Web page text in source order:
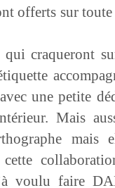
offerts sur
qui craqueront
une petite
Mais
mais
cette
voulu faire